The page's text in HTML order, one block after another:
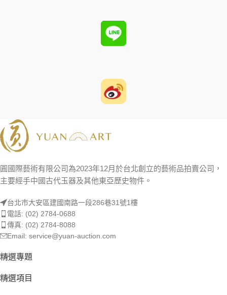
圓國際藝術有限公司為2023年12月於台北創立的藝術品拍賣公司，
主要經手中國古代玉器及其他東亞歷史物件。
台北市大安區建國南路一段286巷31號1樓
電話: (02) 2784-0688
傳真: (02) 2784-8088
Email: service@yuan-auction.com
精選專題
精選項目